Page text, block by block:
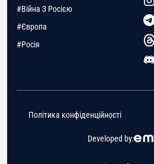
#Війна З Росією
#Європа
#Росія
Developed by:
Політика конфіденційності